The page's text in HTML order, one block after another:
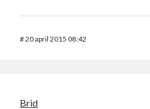
#20 april 2015 08:42
Brid